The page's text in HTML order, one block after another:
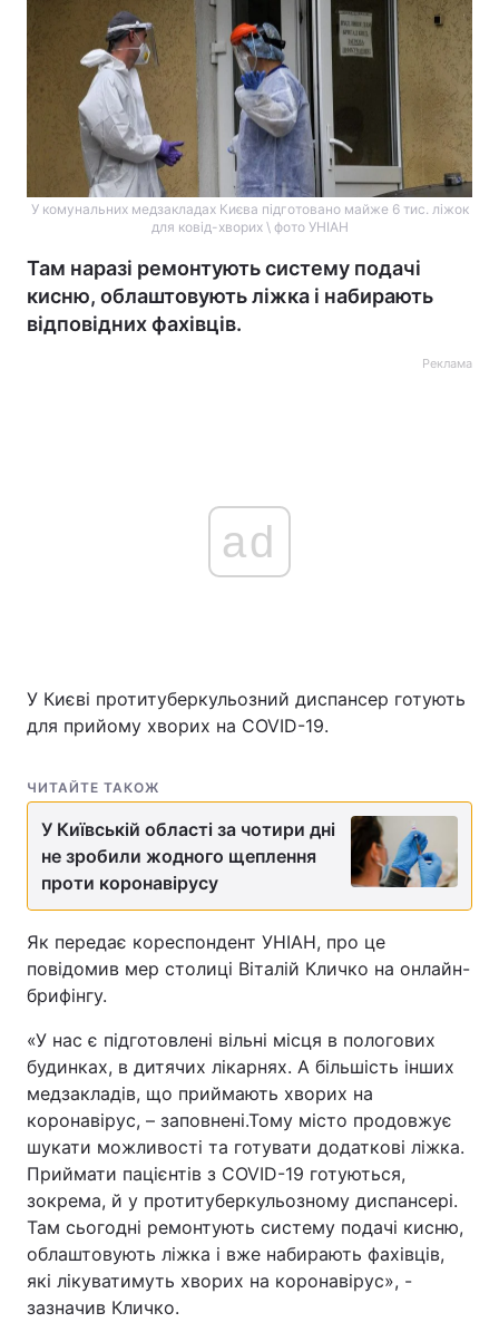
У комунальних медзакладах Києва підготовано майже 6 тис. ліжок
для ковід-хворих \ фото УНІАН
Там наразі ремонтують систему подачі
кисню, облаштовують ліжка і набирають
відповідних фахівців.
Реклама
ad
У Києві протитуберкульозний диспансер готують
для прийому хворих на COVID-19.
ЧИТАЙТЕ ТАКОЖ
У Київській області за чотири дні
не зробили жодного щеплення
проти коронавірусу
Як передає кореспондент УНІАН, про це
повідомив мер столиці Віталій Кличко на онлайн-
брифінгу.
«У нас є підготовлені вільні місця в пологових
будинках, в дитячих лікарнях. А більшість інших
медзакладів, що приймають хворих на
коронавірус, – заповнені.Тому місто продовжує
шукати можливості та готувати додаткові ліжка.
Приймати пацієнтів з COVID-19 готуються,
зокрема, й у протитуберкульозному диспансері.
Там сьогодні ремонтують систему подачі кисню,
облаштовують ліжка і вже набирають фахівців,
які лікуватимуть хворих на коронавірус», -
зазначив Кличко.